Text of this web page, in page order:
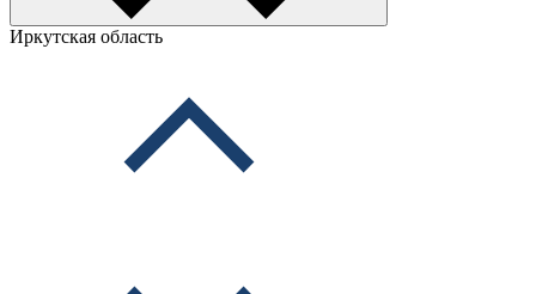
Иркутская область